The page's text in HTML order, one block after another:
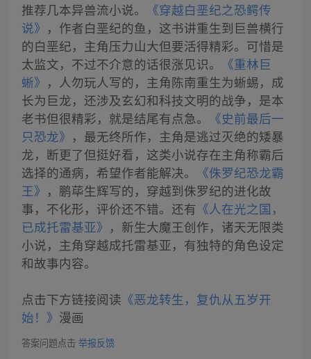
推荐几本异兽流小说。
《穿越白垩纪之恐鳄传
说》 ，作者白垩纪的鱼，这书讲重生到巨兽横行
的白垩纪，主角压力山大但要活得精彩。可惜是
太监文，不过不介意的话很涨见识。
《重林巨
蜥》 ，人勿玩人写的，主角陈南重生为蜥蜴，成
长为巨龙，还涉及玄幻和科技文明的战争，是本
老书但很精彩，就是结尾有点急。
《史前最后一
只恐龙》 ，最无终所作，主角是逃过灭绝的矮暴
龙，断更了但挺好看，这类小说存在主角称霸后
选择的通病，希望作者能解决。
《侏罗纪恐龙霸
王》 ，鹏荜生辉写的，穿越到侏罗纪的进化故
事，不化形，评价还不错。还有 《人在光之国，
已成托雷基亚》 ，新生大魔王创作，诸天无限类
小说，主角穿越成托雷基亚，有独特的角色设定
和故事内容。
点击下方链接阅读 《恶龙转生，复仇从五岁开
始！》 漫画
答案问题点击 举报反馈